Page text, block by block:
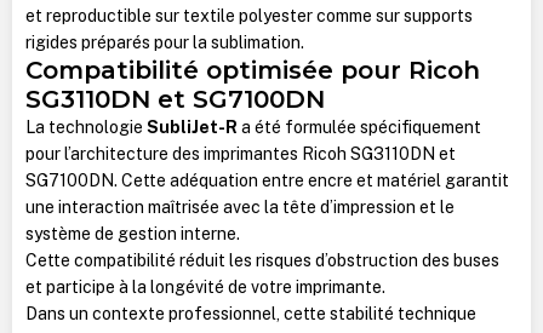
et reproductible sur textile polyester comme sur supports
rigides préparés pour la sublimation.
Compatibilité optimisée pour Ricoh
SG3110DN et SG7100DN
La technologie SubliJet-R a été formulée spécifiquement
pour l’architecture des imprimantes Ricoh SG3110DN et
SG7100DN. Cette adéquation entre encre et matériel garantit
une interaction maîtrisée avec la tête d’impression et le
système de gestion interne.
Cette compatibilité réduit les risques d’obstruction des buses
et participe à la longévité de votre imprimante.
Dans un contexte professionnel, cette stabilité technique